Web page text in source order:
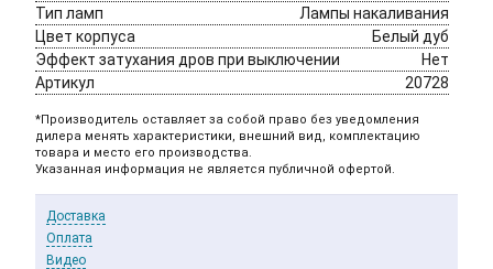
Тип ламп
Лампы накаливания
Цвет корпуса
Белый дуб
Эффект затухания дров при выключении
Нет
Артикул
20728
*Производитель оставляет за собой право без уведомления
дилера менять характеристики, внешний вид, комплектацию
товара и место его производства.
Указанная информация не является публичной офертой.
Доставка
Оплата
Видео